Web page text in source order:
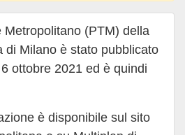
Metropolitano (PTM) della
di Milano è stato pubblicato
ottobre 2021 ed è quindi
è disponibile sul sito